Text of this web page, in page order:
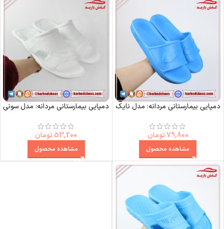
دمپایی بیمارستانی مردانه: مدل نایک
79,800تومان
مشاهده محصول
دمپایی بیمارستانی مردانه: مدل سونی
53,200 تومان
مشاهده محصول